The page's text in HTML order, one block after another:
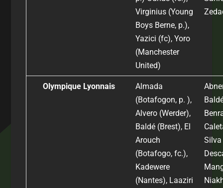
Virginius (Young
Boys Berne, p.),
Yazici (fc), Yoro
(Manchester
United)
Olympique Lyonnais
Almada
(Botafogon, p. ),
Alvero (Werder),
Baldé (Brest), El
Arouch
(Botafogo, fc.),
Kadewere
(Nantes), Laaziri
Silva